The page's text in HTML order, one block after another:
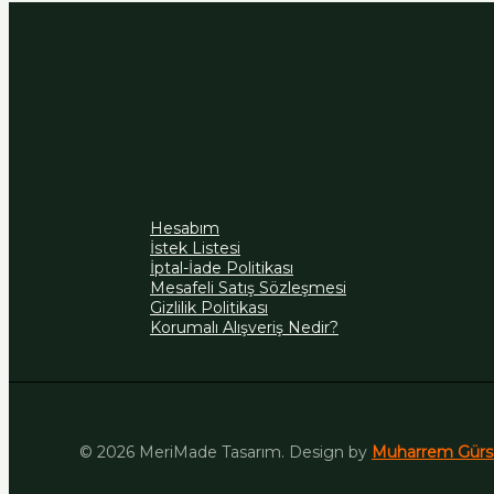
Hesabım
İstek Listesi
İptal-İade Politikası
Mesafeli Satış Sözleşmesi
Gizlilik Politikası
Korumalı Alışveriş Nedir?
© 2026 MeriMade Tasarım. Design by Muharrem